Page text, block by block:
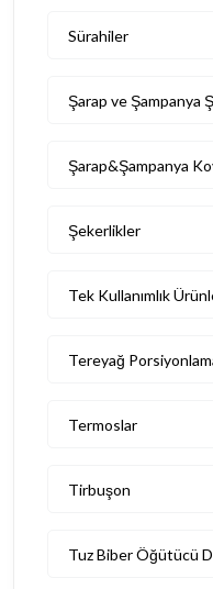
Sürahiler
Şarap ve Şampanya
Şarap&Şampanya
Şekerlikler
Tek Kullanımlık
Tereyağ
Termoslar
Tirbuşon
Tuz Biber Öğütücü